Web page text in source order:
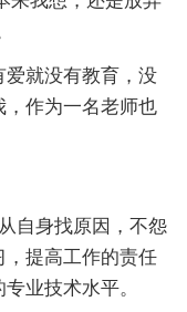
就没有教育，没
作为一名老师也
自身找原因，不怨
，提高工作的责任
业技术水平。